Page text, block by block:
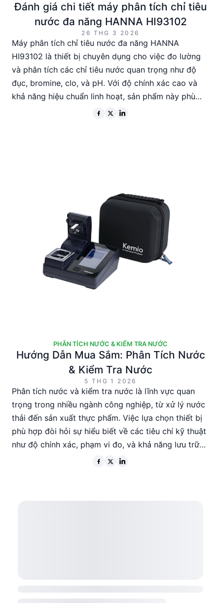
Đánh giá chi tiết máy phân tích chỉ tiêu
nước đa năng HANNA HI93102
26 THG 3 2026
Máy phân tích chỉ tiêu nước đa năng HANNA
HI93102 là thiết bị chuyên dụng cho việc đo lường
và phân tích các chỉ tiêu nước quan trọng như độ
đục, bromine, clo, và pH. Với độ chính xác cao và
khả năng hiệu chuẩn linh hoạt, sản phẩm này phù
hợp cho các kỹ sư và nhà quản lý kỹ thuật trong
PHÂN TÍCH NƯỚC & KIỂM TRA NƯỚC
Hướng Dẫn Mua Sắm: Phân Tích Nước
& Kiểm Tra Nước
5 THG 1 2026
Phân tích nước và kiểm tra nước là lĩnh vực quan
trọng trong nhiều ngành công nghiệp, từ xử lý nước
thải đến sản xuất thực phẩm. Việc lựa chọn thiết bị
phù hợp đòi hỏi sự hiểu biết về các tiêu chí kỹ thuật
như độ chính xác, phạm vi đo, và khả năng lưu trữ
dữ liệu. Các sản phẩm từ các nhà sản xuất hàng đầu